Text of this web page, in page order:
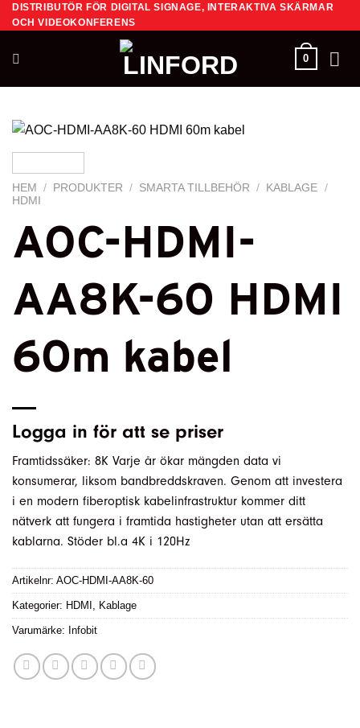
Skip
to
DISTRIBUTÖR FÖR DIGITAL SIGNAGE, INTERAKTIVA SKÄRMAR
OCH VIDEOKONFERENS
0
HEM / PRODUKTER / SMARTA TILLBEHÖR / KABLAGE /
HDMI
AOC-HDMI-
AA8K-60 HDMI
60m kabel
Logga in för att se priser
Framtidssäker: 8K Varje år ökar mängden data vi
konsumerar, liksom bandbreddskraven. Genom att investera
i en modern fiberoptisk kabelinfrastruktur kommer ditt
nätverk att fungera i framtida hastigheter utan att ersätta
kablarna. Stöder bl.a 4K i 120Hz
Artikelnr: AOC-HDMI-AA8K-60
Kategorier: HDMI , Kablage
Varumärke: Infobit